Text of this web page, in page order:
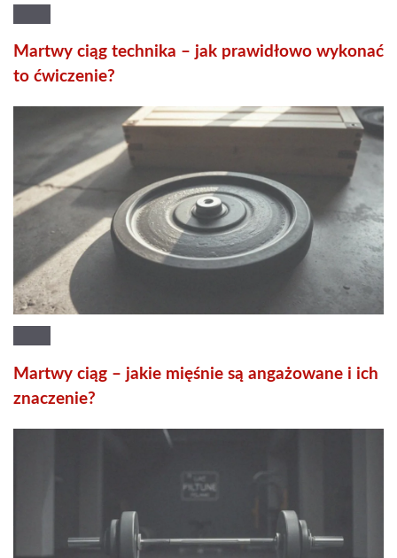
Martwy ciąg technika – jak prawidłowo wykonać
to ćwiczenie?
Martwy ciąg – jakie mięśnie są angażowane i ich
znaczenie?